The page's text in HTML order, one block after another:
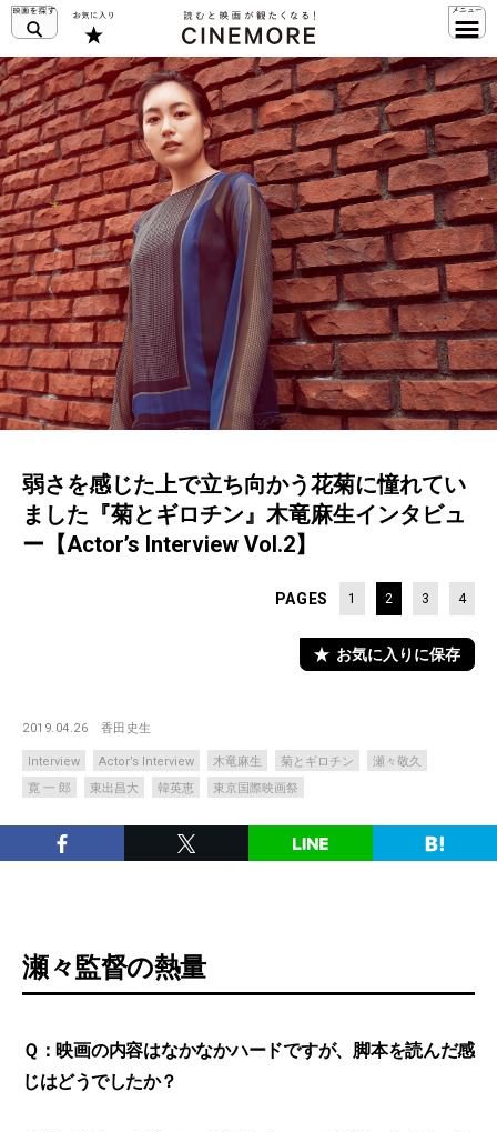
弱さを感じた上で立ち向かう花菊に憧れてい
ました『菊とギロチン』木竜麻生インタビュ
ー【Actor’s Interview Vol.2】
PAGES 1 2 3 4
お気に入りに保存
2019.04.26 香田史生
Interview Actor’s Interview 木竜麻生 菊とギロチン
瀬々敬久
寛 一 郎
東出昌大 韓英恵 東京国際映画祭
瀬々監督の熱量
Ｑ：映画の内容はなかなかハードですが、脚本を読んだ感
じはどうでしたか？